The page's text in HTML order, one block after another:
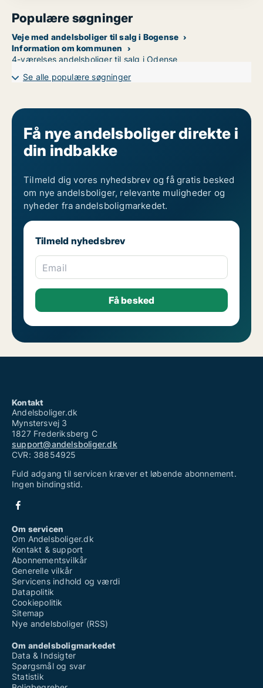
Populære søgninger
Veje med andelsboliger til salg i Bogense
Information om kommunen
4-værelses andelsboliger til salg i Odense
Se alle populære søgninger
Få nye andelsboliger direkte i
din indbakke
Tilmeld dig vores nyhedsbrev og få gratis besked
om nye andelsboliger, relevante muligheder og
nyheder fra andelsboligmarkedet.
Tilmeld nyhedsbrev
Email
Kontakt
Andelsboliger.dk
Mynstersvej 3
1827 Frederiksberg C
support@andelsboliger.dk
CVR: 38854925
Fuld adgang til servicen kræver et løbende abonnement.
Ingen bindingstid.
Om servicen
Om Andelsboliger.dk
Kontakt & support
Abonnementsvilkår
Generelle vilkår
Servicens indhold og værdi
Datapolitik
Cookiepolitik
Sitemap
Nye andelsboliger (RSS)
Om andelsboligmarkedet
Data & Indsigter
Spørgsmål og svar
Statistik